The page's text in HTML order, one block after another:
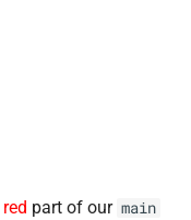
red part of our main